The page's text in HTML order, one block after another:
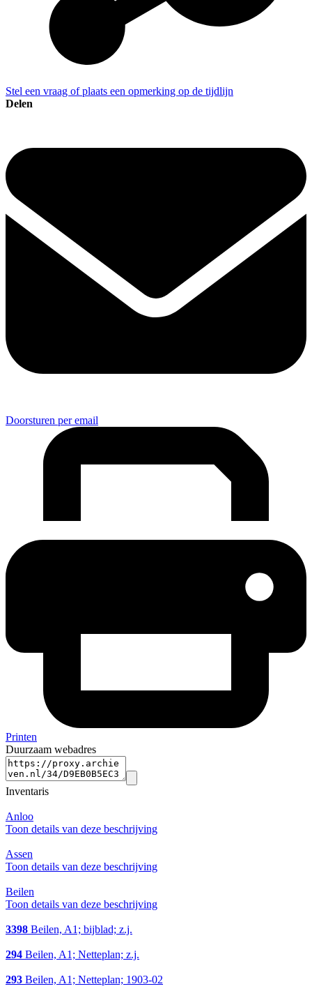
Stel een vraag of plaats een opmerking op de tijdlijn
Delen
Doorsturen per email
Printen
Duurzaam webadres
Inventaris
Anloo
Toon details van deze beschrijving
Assen
Toon details van deze beschrijving
Beilen
Toon details van deze beschrijving
3398 Beilen, A1; bijblad; z.j.
294 Beilen, A1; Netteplan; z.j.
293 Beilen, A1; Netteplan; 1903-02